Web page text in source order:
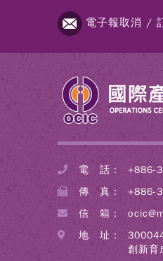
電子報取消 /
電 話：
+886-
傳 真：
+886-
信 箱：
地 址：
創新育